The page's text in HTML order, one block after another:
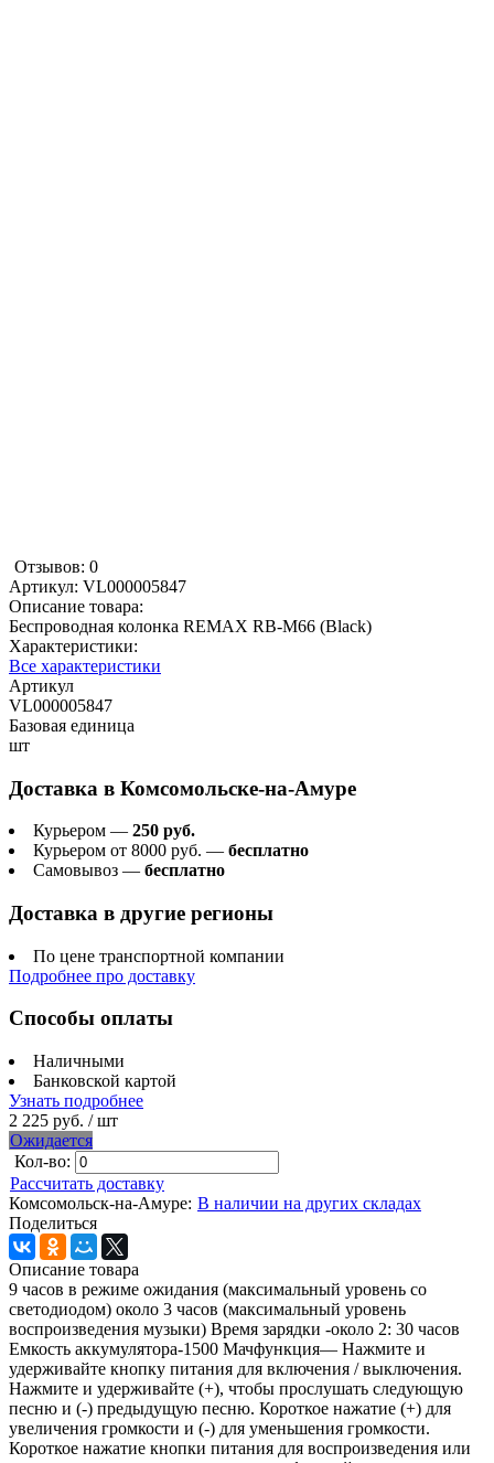
Отзывов: 0
Артикул: VL000005847
Описание товара:
Беспроводная колонка REMAX RB-M66 (Black)
Характеристики:
Все характеристики
Артикул
VL000005847
Базовая единица
шт
Доставка в Комсомольске-на-Амуре
Курьером — 250 руб.
Курьером от 8000 руб. — бесплатно
Самовывоз — бесплатно
Доставка в другие регионы
По цене транспортной компании
Подробнее про доставку
Способы оплаты
Наличными
Банковской картой
Узнать подробнее
2 225 руб. / шт
Ожидается
Кол-во:
Рассчитать доставку
Комсомольск-на-Амуре: В наличии на других складах
Поделиться
Описание товара
9 часов в режиме ожидания (максимальный уровень со
светодиодом) около 3 часов (максимальный уровень
воспроизведения музыки) Время зарядки -около 2: 30 часов
Емкость аккумулятора-1500 Мачфункция— Нажмите и
удерживайте кнопку питания для включения / выключения.
Нажмите и удерживайте (+), чтобы прослушать следующую
песню и (-) предыдущую песню. Короткое нажатие (+) для
увеличения громкости и (-) для уменьшения громкости.
Короткое нажатие кнопки питания для воспроизведения или